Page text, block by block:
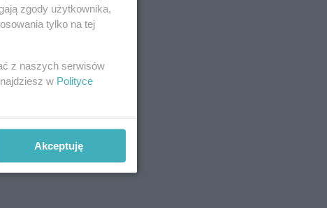
zgody użytkownika,
tylko na tej
z naszych serwisów
w Polityce
Akceptuję